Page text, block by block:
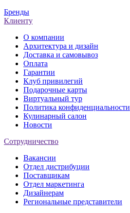
Бренды
Клиенту
О компании
Архитектура и дизайн
Доставка и самовывоз
Оплата
Гарантии
Клуб привилегий
Подарочные карты
Виртуальный тур
Политика конфиденциальности
Кулинарный салон
Новости
Сотрудничество
Вакансии
Отдел дистрибуции
Поставщикам
Отдел маркетинга
Дизайнерам
Региональные представители